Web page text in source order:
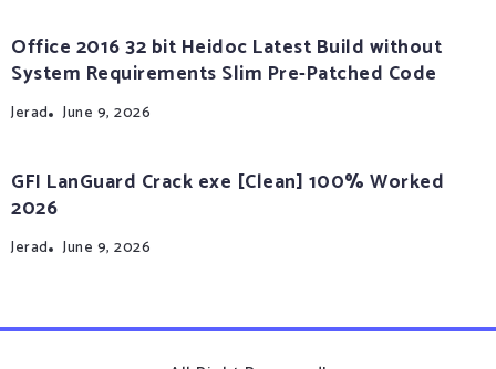
Office 2016 32 bit Heidoc Latest Build without
System Requirements Slim Pre-Patched Code
Jerad June 9, 2026
GFI LanGuard Crack exe [Clean] 100% Worked
2026
Jerad June 9, 2026